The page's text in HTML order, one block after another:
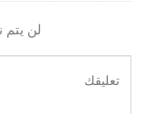
لن يتم